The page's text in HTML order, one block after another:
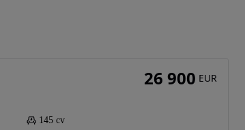
145 cv
26 900 EUR